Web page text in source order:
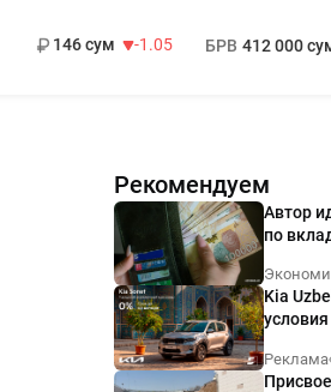
146 сум
-1.05
БРВ 412 000
Рекомендуем
Автор
по
Kia
годовых
Реклама